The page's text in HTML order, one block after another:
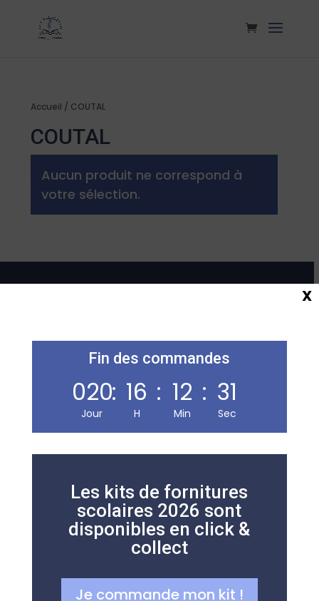
Accueil / COUTAL
COUTAL
Aucun produit ne correspond à
votre sélection.
Librairie, presse, carterie, jeux & jouets et papeterie, sur
200 m² en plein centre de Carmaux. Indépendante
81400 Carmaux
05 63 76 55 94
Nous écrire
Fin des commandes
020
Jour
: 16
H
: 12
Min
: 31
Sec
Les kits de fornitures
scolaires 2026 sont
disponibles en click &
collect
Je commande mon kit !
X